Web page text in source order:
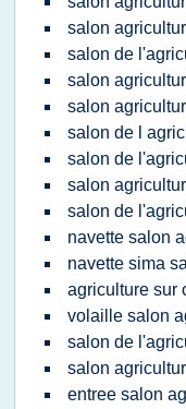
salon
salon de
salon
salon
salon de l
salon de
salon
salon de
navette salon
navette sima
agriculture sur
volaille salon
salon de
salon
entree salon